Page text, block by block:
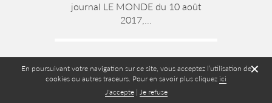
✕
En poursuivant votre navigation sur ce site, vous acceptez l’utilisation de
cookies ou autres traceurs. Pour en savoir plus cliquez ici
J'accepte| Je refuse
journal LE MONDE du 10 août
2017,...